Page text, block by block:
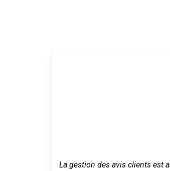
La gestion des avis clients est